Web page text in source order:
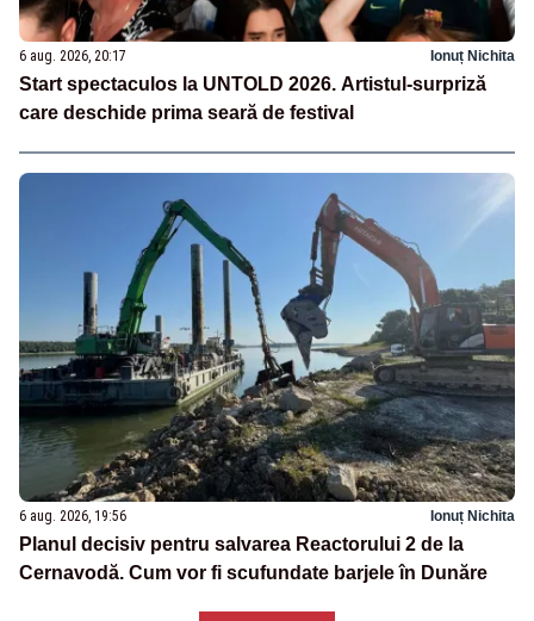
6 aug. 2026, 20:17 Ionuț Nichita
Start spectaculos la UNTOLD 2026. Artistul-surpriză
care deschide prima seară de festival
6 aug. 2026, 19:56 Ionuț Nichita
Planul decisiv pentru salvarea Reactorului 2 de la
Cernavodă. Cum vor fi scufundate barjele în Dunăre